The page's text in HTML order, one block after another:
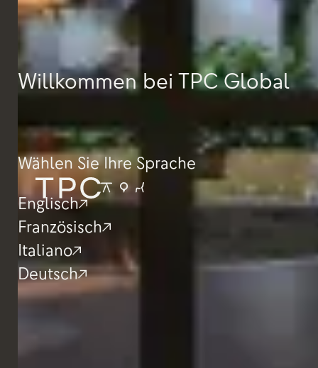
Willkommen bei TPC Global
Wählen Sie Ihre Sprache
Englisch
Französisch
Italiano
Deutsch